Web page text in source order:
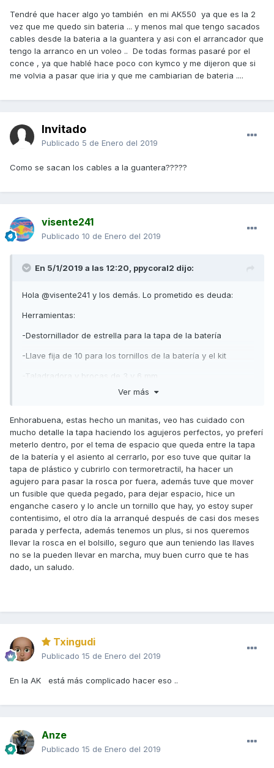
Tendré que hacer algo yo también en mi AK550 ya que es la 2
vez que me quedo sin bateria ... y menos mal que tengo sacados
cables desde la bateria a la guantera y asi con el arrancador que
tengo la arranco en un voleo .. De todas formas pasaré por el
conce , ya que hablé hace poco con kymco y me dijeron que si
me volvia a pasar que iria y que me cambiarian de bateria ....
Invitado
Publicado 5 de Enero del 2019
Como se sacan los cables a la guantera?????
visente241
Publicado 10 de Enero del 2019
En 5/1/2019 a las 12:20, ppycoral2 dijo:
Hola @visente241 y los demás. Lo prometido es deuda:
Herramientas:
-Destornillador de estrella para la tapa de la batería
-Llave fija de 10 para los tornillos de la batería y el kit
-Taladradora y brocas de 3 y 6 mm
-2 tornillos como los del kit, pero más largos, con sus
Kit que me han traígo los Reyes Magos
Ver más
Enhorabuena, estas hecho un manitas, veo has cuidado con
mucho detalle la tapa haciendo los agujeros perfectos, yo preferí
meterlo dentro, por el tema de espacio que queda entre la tapa
de la batería y el asiento al cerrarlo, por eso tuve que quitar la
tapa de plástico y cubrirlo con termoretractil, ha hacer un
agujero para pasar la rosca por fuera, además tuve que mover
un fusible que queda pegado, para dejar espacio, hice un
enganche casero y lo ancle un tornillo que hay, yo estoy super
contentisimo, el otro día la arranqué después de casi dos meses
parada y perfecta, además tenemos un plus, si nos queremos
llevar la rosca en el bolsillo, seguro que aun teniendo las llaves
no se la pueden llevar en marcha, muy buen curro que te has
dado, un saludo.
Txingudi
Publicado 15 de Enero del 2019
En la AK está más complicado hacer eso ..
Anze
Publicado 15 de Enero del 2019